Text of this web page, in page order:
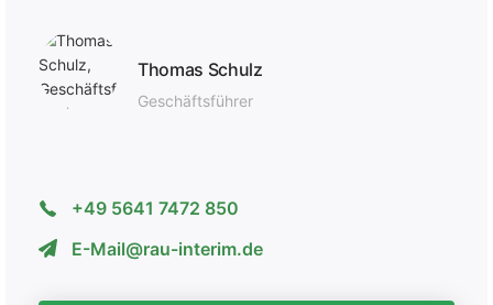
Thomas Schulz
Geschäfts­führer
+49 5641 7472 850
E-Mail@rau-interim.de